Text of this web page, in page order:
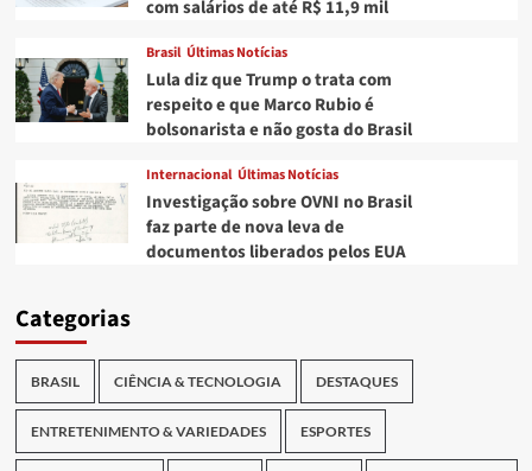
com salários de até R$ 11,9 mil
Brasil Últimas Notícias
Lula diz que Trump o trata com
respeito e que Marco Rubio é
bolsonarista e não gosta do Brasil
Internacional Últimas Notícias
Investigação sobre OVNI no Brasil
faz parte de nova leva de
documentos liberados pelos EUA
Categorias
BRASIL CIÊNCIA & TECNOLOGIA DESTAQUES
ENTRETENIMENTO & VARIEDADES ESPORTES